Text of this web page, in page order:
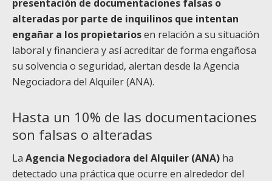
presentación de documentaciones falsas o
alteradas por parte de inquilinos que intentan
engañar a los propietariosen relación a su situación
laboral y financiera y así acreditar de forma engañosa
su solvencia o seguridad, alertan desde la Agencia
Negociadora del Alquiler (ANA).
Hasta un 10% de las documentaciones
son falsas o alteradas
La Agencia Negociadora del Alquiler (ANA) ha
detectado una práctica que ocurre en alrededor del